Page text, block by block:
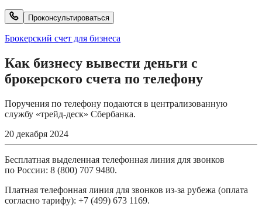
Проконсультироваться
Брокерский счет для бизнеса
Как бизнесу вывести деньги с
брокерского счета по телефону
Поручения по телефону подаются в централизованную
службу «трейд-деск» Сбербанка.
20 декабря 2024
Бесплатная выделенная телефонная линия для звонков
по России: 8 (800) 707 9480.
Платная телефонная линия для звонков из-за рубежа (оплата
согласно тарифу): +7 (499) 673 1169.